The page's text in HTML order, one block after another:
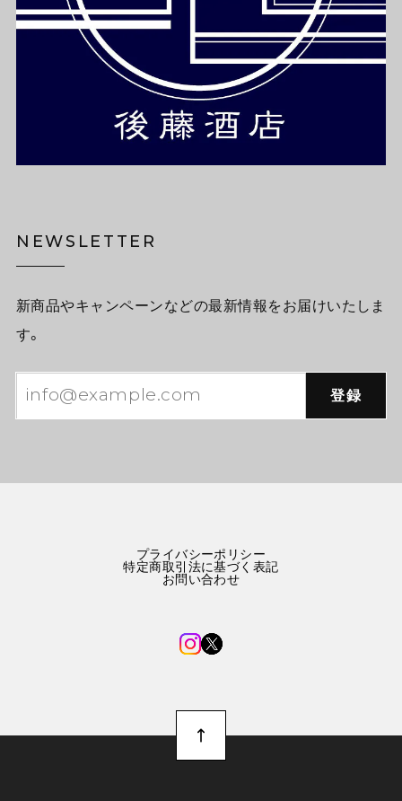
NEWSLETTER
新商品やキャンペーンなどの最新情報をお届けいたしま
す。
登録
プライバシーポリシー
特定商取引法に基づく表記
お問い合わせ